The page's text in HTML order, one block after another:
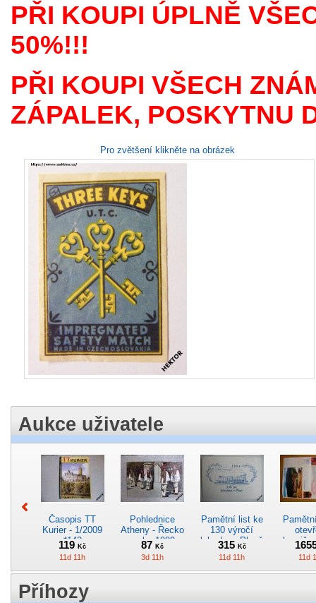
PŘI KOUPI ÚPLNĚ
50%!!!
PŘI KOUPI VŠECH
ZÁPALEK, POSKYTNU
Pro zvětšení klikněte na obrázek
Aukce uživatele
Časopis TT
Kurier - 1/2009
*142
119Kč
11d 11h
Pohlednice
Atheny - Řecko
z roku 1989.
Nová nepoužitá
*5019
87 Kč
3d 11h
Pamětní list ke
130 výročí
lokodepa Plzeň
*2963
315 Kč
11d 11h 11d
Příhozy